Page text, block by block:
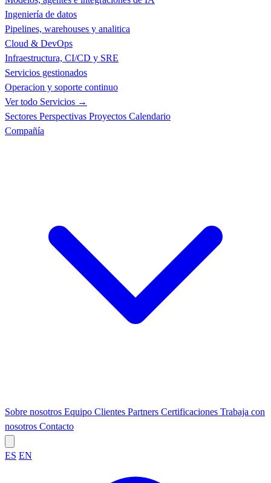
Ingeniería de datos
Pipelines, warehouses y analitica
Cloud & DevOps
Infraestructura, CI/CD y SRE
Servicios gestionados
Operacion y soporte continuo
Ver todo Servicios →
Sectores Perspectivas Proyectos Calendario
Compañía
Sobre nosotros Equipo Clientes Partners Certificaciones Trabaja con
nosotros Contacto
ES EN